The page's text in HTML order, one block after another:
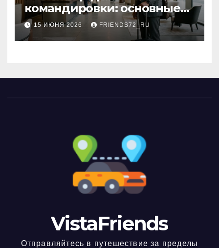
командировки: основные
критерии выбора
15 ИЮНЯ 2026 FRIENDS72_RU
VistaFriends
Отправляйтесь в путешествие за пределы